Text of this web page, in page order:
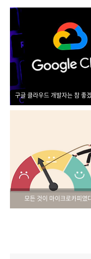
모든 것이 마이크로카피였